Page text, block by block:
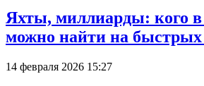
Яхты, миллиарды: кого в
можно найти на быстрых
14 февраля 2026 15:27